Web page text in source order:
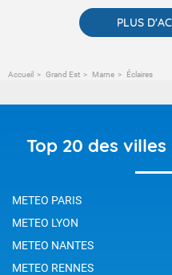
PLUS
Accueil Grand Est Marne Éclaires
Top 20 des
METEO PARIS
METEO LYON
METEO NANTES
METEO RENNES